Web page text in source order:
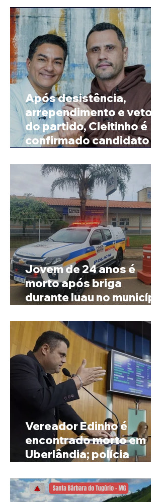
Após desistência,
arrependimento e veto
do partido, Cleitinho é
confirmado candidato ao
Jovem de 24 anos é
morto após briga
durante luau no município
Vereador Edinho é
encontrado morto em
Uberlândia; polícia